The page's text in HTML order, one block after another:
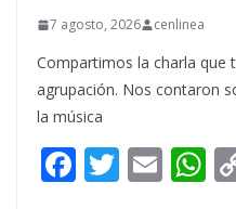
7 agosto, 2026 cenlinea
Compartimos la charla que
agrupación. Nos contaron
la música
F T E